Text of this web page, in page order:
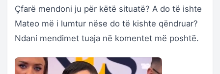
Çfarë mendoni ju për këtë situatë? A do të ishte
Mateo më i lumtur nëse do të kishte qëndruar?
Ndani mendimet tuaja në komentet më poshtë.